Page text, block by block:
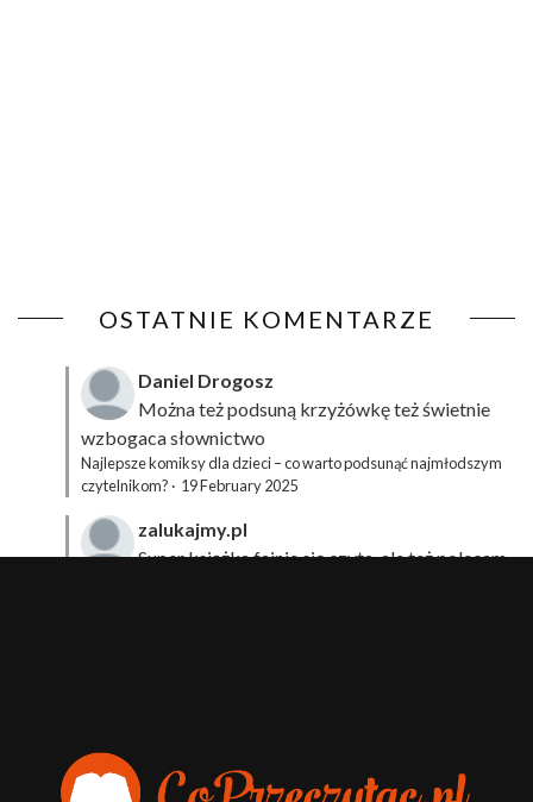
OSTATNIE KOMENTARZE
Daniel Drogosz
Można też podsuną krzyżówkęteż świetnie
wzbogaca słownictwo
Najlepsze komiksy dla dzieci – co warto podsunąć najmłodszym
czytelnikom? · 19 February 2025
zalukajmy.pl
Super książka fajnie się czyta, ale też polecam
książki skoro czyta się np na czytniku.
Planer Książkary – ten gadżet powinien mieć każdy
książkoholik!
8 December 2023